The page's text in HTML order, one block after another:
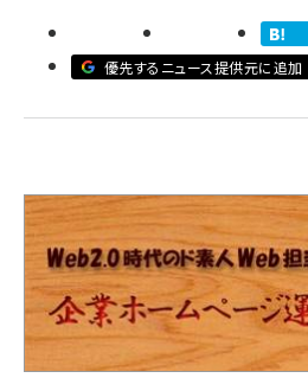
セミナー (2306)
llmo (1163)
優先するニュース提供元に追加